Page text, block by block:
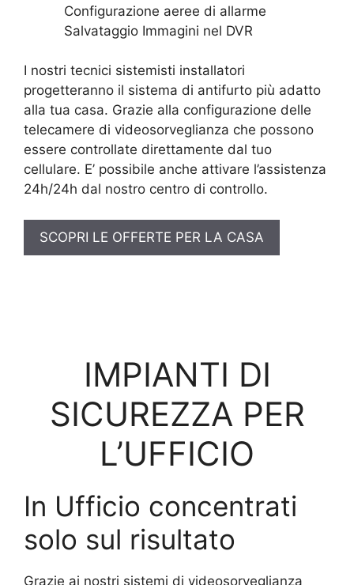
Configurazione aeree di allarme
Salvataggio Immagini nel DVR
I nostri tecnici sistemisti installatori
progetteranno il sistema di antifurto più adatto
alla tua casa. Grazie alla configurazione delle
telecamere di videosorveglianza che possono
essere controllate direttamente dal tuo
cellulare. E’ possibile anche attivare l’assistenza
24h/24h dal nostro centro di controllo.
SCOPRI LE OFFERTE PER LA CASA
IMPIANTI DI
SICUREZZA PER
L’UFFICIO
In Ufficio concentrati
solo sul risultato
Grazie ai nostri sistemi di videosorveglianza